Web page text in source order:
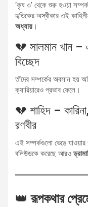
‘কৃষ ৩’ থেকে শুরু হওয়া
হৃতিকের অস্বীকার এই
অধ্যায় ।
💔 সালমান খান –
বিচ্ছেদ
তাঁদের সম্পর্কের অবসান হয়
ক্যারিয়ারেও প্রভাব ফেলে।
💔 শাহিদ –
রণবীর
এই সম্পর্কগুলো ভেঙে
বলিউডকে করেছে আরও
👑রূপকথার